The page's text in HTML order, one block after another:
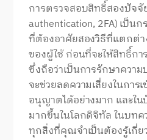
การตรวจสอบสิทธิ์สองปัจจั
authentication, 2FA) เป็น
ที่ต้องอาศัยสองวิธีที่แตกต่
ของผู้ใช้ ก่อนที่จะให้สิทธิ์ก
ซึ่งถือว่าเป็นการรักษาควา
จะช่วยลดความเสี่ยงในการ
อนุญาตได้อย่างมาก และใ
มากขึ้นในโลกดิจิทัล ในบท
ทุกสิ่งที่คุณจําเป็นต้องรู้เกี่ย